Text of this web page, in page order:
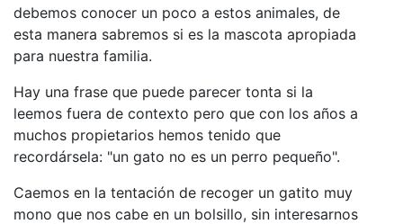
debemos conocer un poco a estos animales, de
esta manera sabremos si es la mascota apropiada
para nuestra familia.
Hay una frase que puede parecer tonta si la
leemos fuera de contexto pero que con los años a
muchos propietarios hemos tenido que
recordársela: "un gato no es un perro pequeño".
Caemos en la tentación de recoger un gatito muy
mono que nos cabe en un bolsillo, sin interesarnos